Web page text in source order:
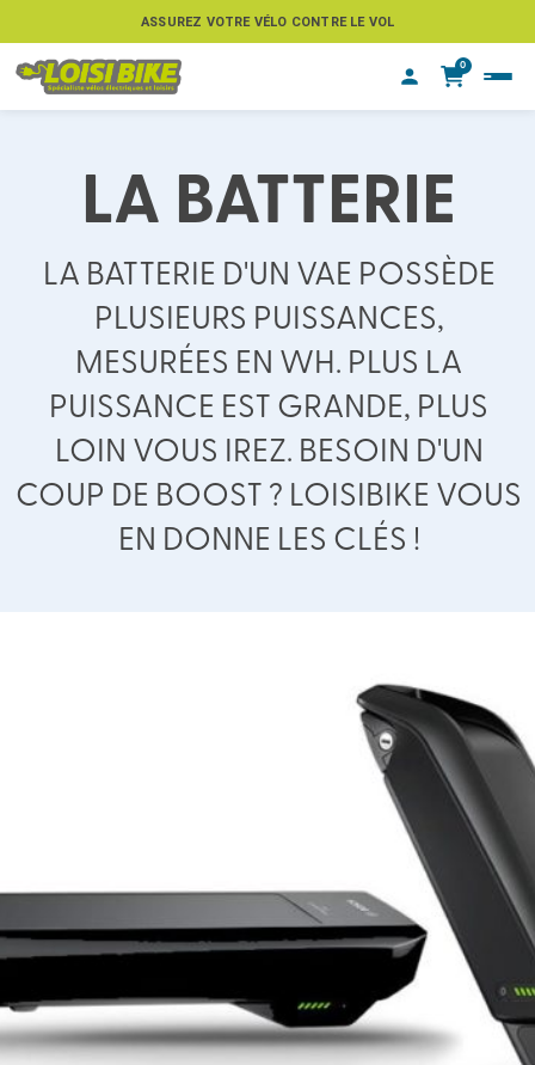
ASSUREZ VOTRE VÉLO CONTRE LE VOL
0
LA BATTERIE
LA BATTERIE D'UN VAE POSSÈDE
PLUSIEURS PUISSANCES,
MESURÉES EN WH. PLUS LA
PUISSANCE EST GRANDE, PLUS
LOIN VOUS IREZ. BESOIN D'UN
COUP DE BOOST ? LOISIBIKE VOUS
EN DONNE LES CLÉS !